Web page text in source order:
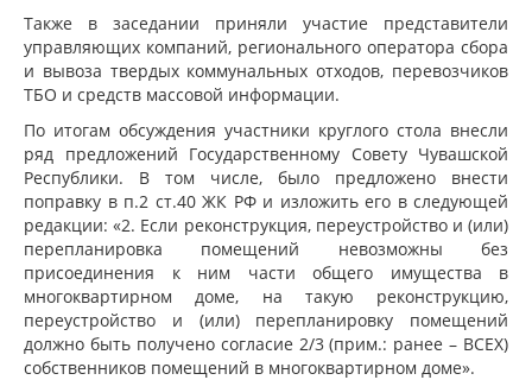
Также в заседании приняли участие представители
управляющих компаний, регионального оператора сбора
и вывоза твердых коммунальных отходов, перевозчиков
ТБО и средств массовой информации.
По итогам обсуждения участники круглого стола внесли
ряд предложений Государственному Совету Чувашской
Республики. В том числе, было предложено внести
поправку в п.2 ст.40 ЖК РФ и изложить его в следующей
редакции: «2. Если реконструкция, переустройство и (или)
перепланировка помещений невозможны без
присоединения к ним части общего имущества в
многоквартирном доме, на такую реконструкцию,
переустройство и (или) перепланировку помещений
должно быть получено согласие 2/3 (прим.: ранее – ВСЕХ)
собственников помещений в многоквартирном доме».